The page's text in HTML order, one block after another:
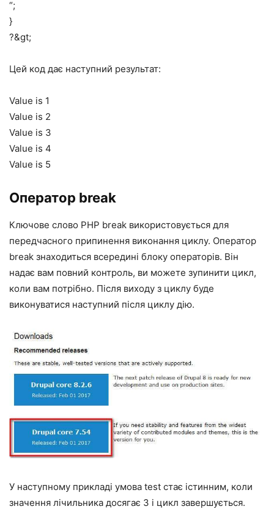
“;
}
?&gt;
Цей код дає наступний результат:
Value is 1
Value is 2
Value is 3
Value is 4
Value is 5
Оператор break
Ключове слово PHP break використовується для
передчасного припинення виконання циклу. Оператор
break знаходиться всередині блоку операторів. Він
надає вам повний контроль, ви можете зупинити цикл,
коли вам потрібно. Після виходу з циклу буде
виконуватися наступний після циклу дію.
У наступному прикладі умова test стає істинним, коли
значення лічильника досягає 3 і цикл завершується.